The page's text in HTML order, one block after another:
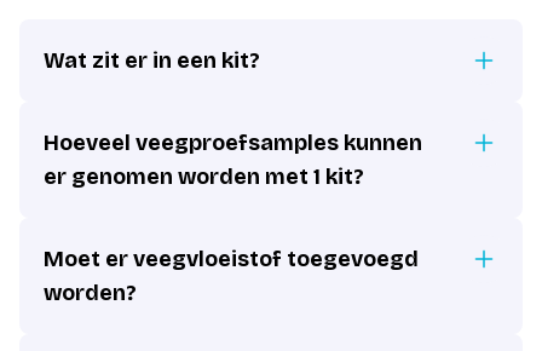
Wat zit er in een kit?
Hoeveel veegproefsamples kunnen
er genomen worden met 1 kit?
Moet er veegvloeistof toegevoegd
worden?